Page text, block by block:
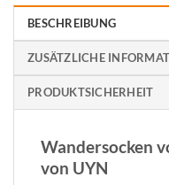
BESCHREIBUNG
ZUSÄTZLICHE
PRODUKTSICHERHEIT
Wandersocken
von UYN